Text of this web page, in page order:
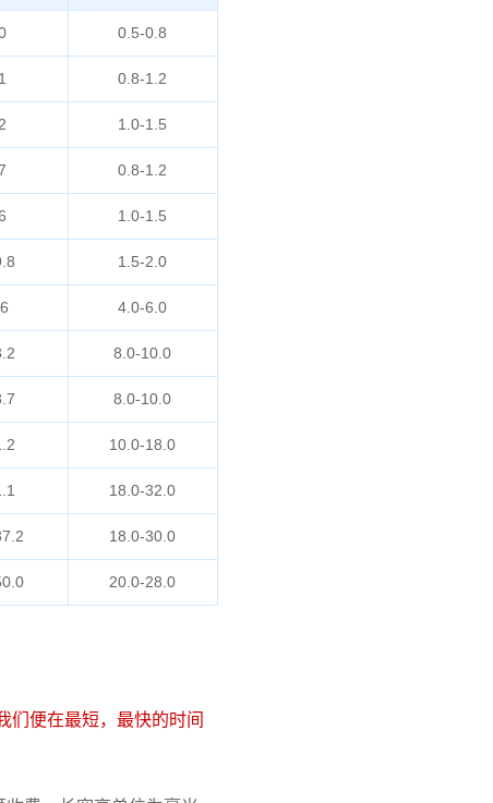
0.5-0.8
0.8-1.2
1.0-1.5
0.8-1.2
1.0-1.5
1.5-2.0
4.0-6.0
8.0-10.0
8.0-10.0
10.0-18.0
18.0-32.0
18.0-30.0
20.0-28.0
们便在最短，最快的时间